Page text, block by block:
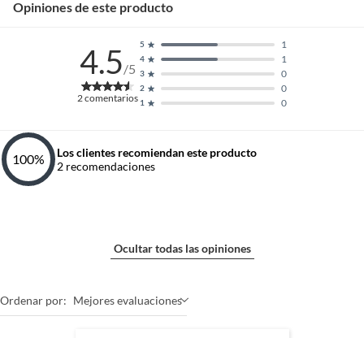
Opiniones de este producto
4.5/5
2comentarios 1 0
2 0
3 0
4 1
5 1
100%
Los clientes recomiendan este producto
2 recomendaciones
Ocultar todas las opiniones
Ordenar por: Mejores evaluaciones